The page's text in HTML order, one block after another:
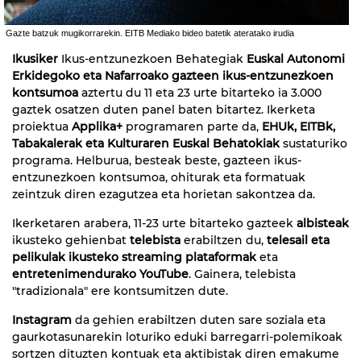
Gazte batzuk mugikorrarekin. EITB Mediako bideo batetik ateratako irudia
Ikusiker Ikus-entzunezkoen Behategiak Euskal Autonomi
Erkidegoko eta Nafarroako gazteen ikus-entzunezkoen
kontsumoa aztertu du 11 eta 23 urte bitarteko ia 3.000
gaztek osatzen duten panel baten bitartez. Ikerketa
proiektua Applika+ programaren parte da, EHUk, EITBk,
Tabakalerak eta Kulturaren Euskal Behatokiaksustaturiko
programa. Helburua, besteak beste, gazteen ikus-
entzunezkoen kontsumoa, ohiturak eta formatuak
zeintzuk diren ezagutzea eta horietan sakontzea da.
Ikerketaren arabera, 11-23 urte bitarteko gazteek albisteak
ikusteko gehienbat telebista erabiltzen du, telesail eta
pelikulak ikusteko streaming plataformaketa
entretenimendurako YouTube. Gainera, telebista
"tradizionala" ere kontsumitzen dute.
Instagram da gehien erabiltzen duten sare soziala eta
gaurkotasunarekin loturiko eduki barregarri-polemikoak
sortzen dituzten kontuak eta aktibistak diren emakume